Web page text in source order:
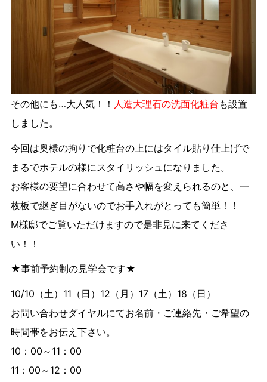
その他にも…大人気！！ 人造大理石の洗面化粧台 も設置
しました。
今回は奥様の拘りで化粧台の上にはタイル貼り仕上げで
まるでホテルの様にスタイリッシュになりました。
お客様の要望に合わせて高さや幅を変えられるのと、一
枚板で継ぎ目がないのでお手入れがとっても簡単！！
M様邸でご覧いただけますので是非見に来てくださ
い！！
★事前予約制の見学会です★
10/10（土）11（日）12（月）17（土）18（日）
お問い合わせダイヤルにてお名前・ご連絡先・ご希望の
時間帯をお伝え下さい。
10：00～11：00
11：00～12：00